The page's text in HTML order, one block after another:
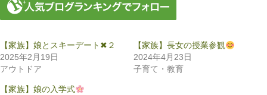
【家族】娘とスキーデート✖︎２
2025年2月19日
アウトドア
【家族】長女の授業参観
2024年4月23日
子育て・教育
【家族】娘の入学式